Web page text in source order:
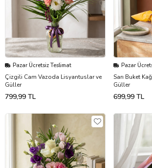
Pazar Ücretsiz Teslimat
Çizgili Cam Vazoda Lisyantuslar ve
Güller
799,99 TL
Pazar
Sarı Buket
Güller
699,99 TL